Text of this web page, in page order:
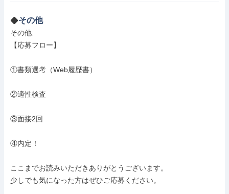
その他
その他:
【応募フロー】
①書類選考（Web履歴書）
②適性検査
③面接2回
④内定！
ここまでお読みいただきありがとうございます。
少しでも気になった方はぜひご応募ください。